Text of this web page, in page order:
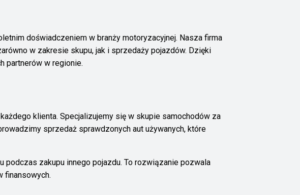
doświadczeniem w branży motoryzacyjnej. Nasza firma
w zakresie skupu, jak i sprzedaży pojazdów. Dzięki
partnerów w regionie.
klienta. Specjalizujemy się w skupie samochodów za
sprzedaż sprawdzonych aut używanych, które
zakupu innego pojazdu. To rozwiązanie pozwala
finansowych.